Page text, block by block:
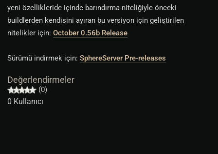
yeni özellikleride içinde barındırma niteliğiyle önceki
buildlerden kendisini ayıran bu versiyon için geliştirilen
nitelikler için: October 0.56b Release
Sürümü indirmek için: SphereServer Pre-releases
Değerlendirmeler
(0)
0 Kullanıcı